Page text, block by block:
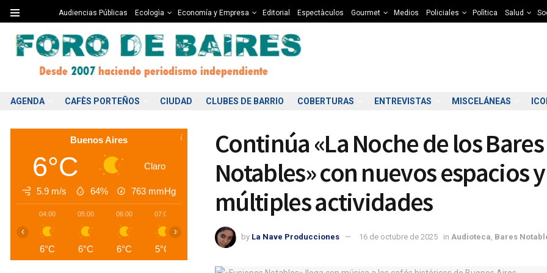
Audiencias Públicas Ecologìa Economía y Empresa Editorial Espectàculos Gourmet Medios Policiales Polìtica Salud
AGENDA CAFÈS PORTEÑOS CIUDAD CLUBES DE BARRIO COBERTURAS ENTREVISTAS MISCELÁNEAS
Continúa «La Noche de los Bares
Notables» con nuevos espacios y
múltiples actividades
by La Nave Producciones 16 de octubre de 2025 in Audioteca Bares
Buenos Aires
6°C Claro
5.9 m/s 64% 763 mmHg
04:00
6°C
05:00
6°C
06:00
6°C
07:00
5°C
09:00
6°C
10:00 11:00 13:00 14:00
‹ ›